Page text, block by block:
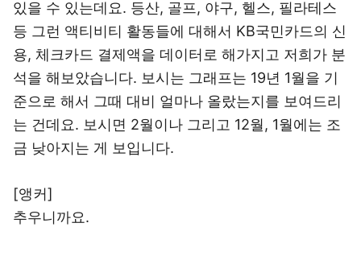
있을 수 있는데요. 등산, 골프, 야구, 헬스, 필라테스
등 그런 액티비티 활동들에 대해서 KB국민카드의 신
용, 체크카드 결제액을 데이터로 해가지고 저희가 분
석을 해보았습니다. 보시는 그래프는 19년 1월을 기
준으로 해서 그때 대비 얼마나 올랐는지를 보여드리
는 건데요. 보시면 2월이나 그리고 12월, 1월에는 조
금 낮아지는 게 보입니다.
[앵커]
추우니까요.